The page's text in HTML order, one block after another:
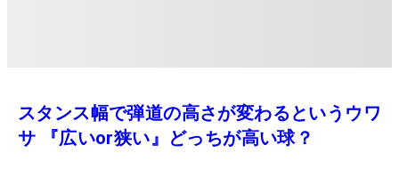
スタンス幅で弾道の高さが変わるというウワ
サ 『広いor狭い』どっちが高い球？